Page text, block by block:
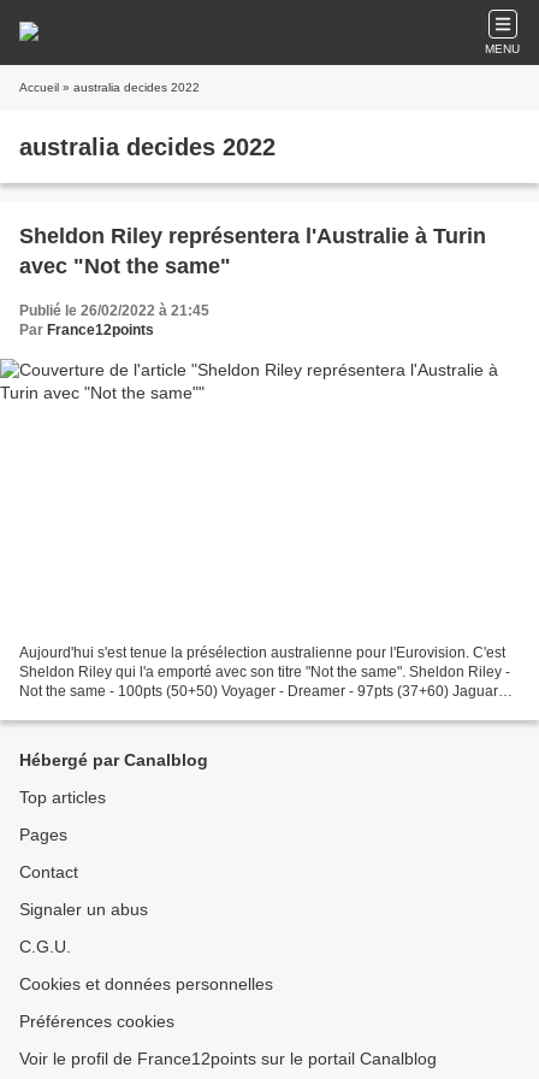
MENU
Accueil » australia decides 2022
australia decides 2022
Sheldon Riley représentera l'Australie à Turin
avec "Not the same"
Publié le 26/02/2022 à 21:45
Par France12points
Aujourd'hui s'est tenue la présélection australienne pour l'Eurovision. C'est
Sheldon Riley qui l'a emporté avec son titre "Not the same". Sheldon Riley -
Not the same - 100pts (50+50) Voyager - Dreamer - 97pts (37+60) Jaguar
Hébergé par Canalblog
Top articles
Pages
Contact
Signaler un abus
C.G.U.
Cookies et données personnelles
Préférences cookies
Voir le profil de France12points sur le portail Canalblog